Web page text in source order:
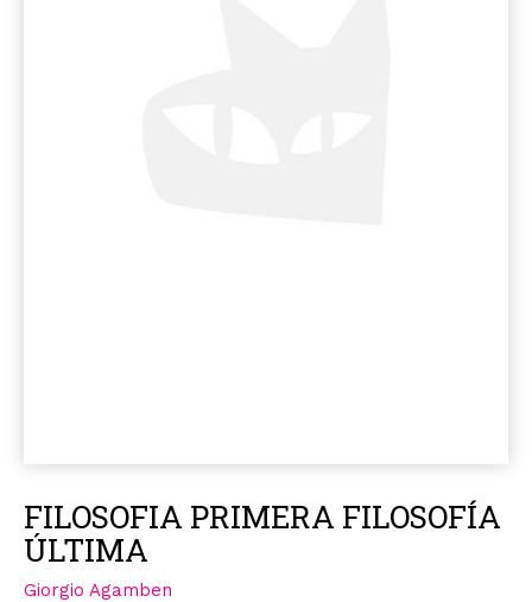
FILOSOFIA PRIMERA FILOSOFÍA
ÚLTIMA
Giorgio Agamben